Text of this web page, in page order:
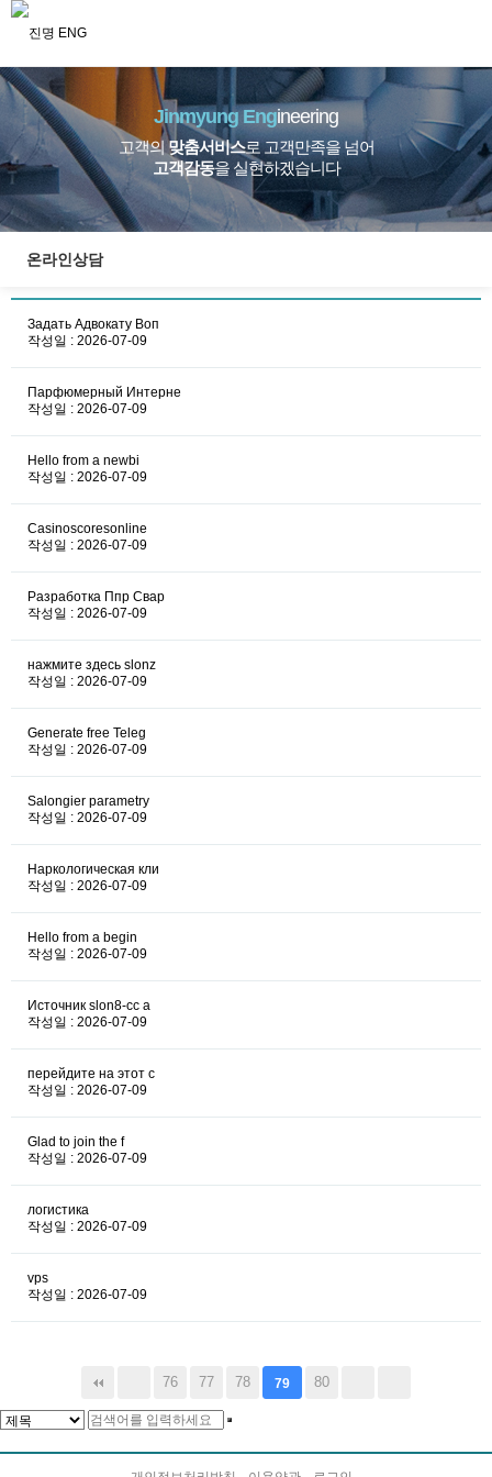
Jinmyung Engineering
고객의 맞춤서비스로 고객만족을 넘어
고객감동을 실현하겠습니다
온라인상담
Задать Адвокату Воп
작성일 : 2026-07-09
Парфюмерный Интерне
작성일 : 2026-07-09
Hello from a newbi
작성일 : 2026-07-09
Casinoscoresonline
작성일 : 2026-07-09
Разработка Ппр Свар
작성일 : 2026-07-09
нажмите здесь slonz
작성일 : 2026-07-09
Generate free Teleg
작성일 : 2026-07-09
Salongier parametry
작성일 : 2026-07-09
Наркологическая кли
작성일 : 2026-07-09
Hello from a begin
작성일 : 2026-07-09
Источник slon8-cc a
작성일 : 2026-07-09
перейдите на этот с
작성일 : 2026-07-09
Glad to join the f
작성일 : 2026-07-09
логистика
작성일 : 2026-07-09
vps
작성일 : 2026-07-09
76 77 78 79 80